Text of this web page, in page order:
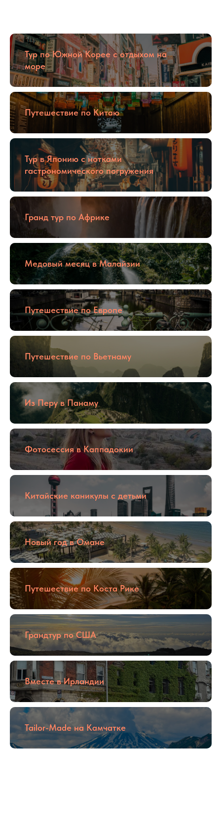
Тур по Южной Корее с отдыхом на
море
Путешествие по Китаю
Тур в Японию с нотками
гастрономического погружения
Гранд тур по Африке
Медовый месяц в Малайзии
Путешествие по Европе
Путешествие по Вьетнаму
Из Перу в Панаму
Фотосессия в Каппадокии
Китайские каникулы с детьми
Новый год в Омане
Путешествие по Коста Рике
Грандтур по США
Вместе в Ирландии
Tailor-Made на Камчатке